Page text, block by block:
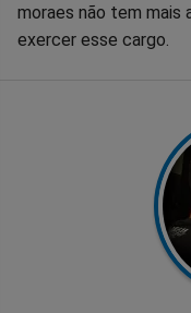
moraes não tem mais
exercer esse cargo.